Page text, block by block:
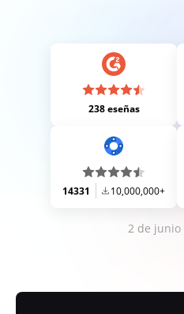
238 eseñas
14331 10,000,000+
2 de junio